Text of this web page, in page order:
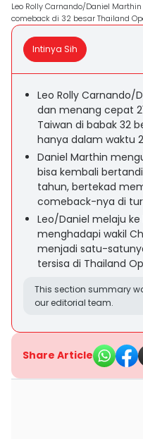
Leo Rolly Carnando/Daniel
comeback di 32 besar Thailand
Intinya Sih
Leo Rolly Carnando/
dan menang cepat
Taiwan di babak 32
hanya dalam waktu
Daniel Marthin
bisa kembali
tahun, bertekad
comeback-nya di
Leo/Daniel melaju
menghadapi wakil
menjadi satu-
tersisa di Thailand
This section summary
our editorial team.
Share Article